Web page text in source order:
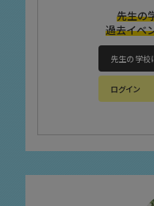
先生の
過去イベ
先生の学校
ログイン